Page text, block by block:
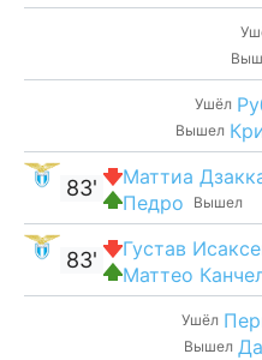
Ушёл
Вышел
Маттиа
Вышел
Педро
83'
Густав
Маттео
83'
Ушёл
Вышел